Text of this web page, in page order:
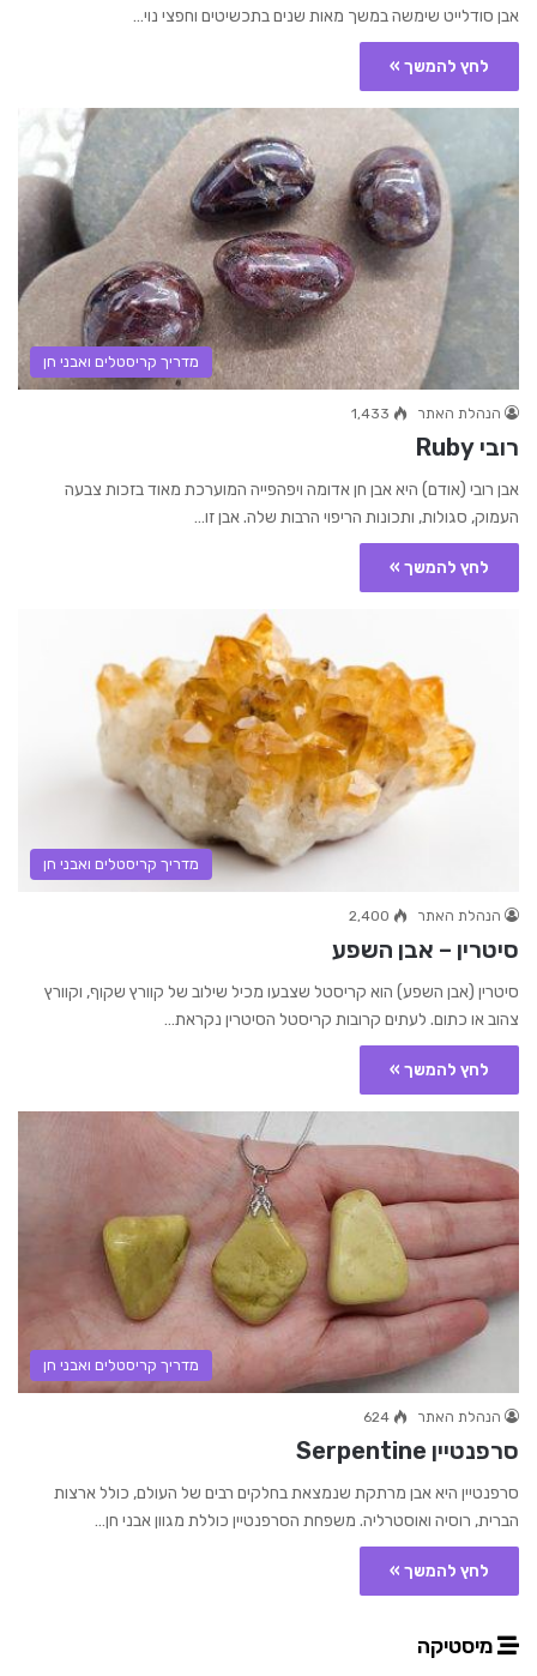
אבן סודלייט שימשה במשך מאות שנים בתכשיטים וחפצי נוי…
לחץ להמשך »
מדריך קריסטלים ואבני חן
הנהלת האתר 1,433
רובי Ruby
אבן רובי (אודם) היא אבן חן אדומה ויפהפייה המוערכת מאוד בזכות צבעה
העמוק, סגולות, ותכונות הריפוי הרבות שלה. אבן זו…
לחץ להמשך »
מדריך קריסטלים ואבני חן
הנהלת האתר 2,400
סיטרין – אבן השפע
סיטרין (אבן השפע) הוא קריסטל שצבעו מכיל שילוב של קוורץ שקוף, וקוורץ
צהוב או כתום. לעתים קרובות קריסטל הסיטרין נקראת…
לחץ להמשך »
מדריך קריסטלים ואבני חן
הנהלת האתר 624
סרפנטיין Serpentine
סרפנטיין היא אבן מרתקת שנמצאת בחלקים רבים של העולם, כולל ארצות
הברית, רוסיה ואוסטרליה. משפחת הסרפנטיין כוללת מגוון אבני חן…
לחץ להמשך »
מיסטיקה